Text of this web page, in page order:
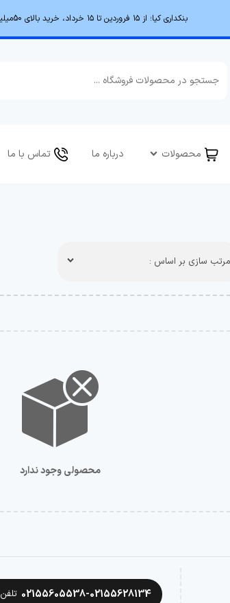
بنکداری کیا؛ از ۱۵ فروردین تا ۱۵ خرداد، خرید بالای 50میلیون تومان رایگان شد!
محصولات درباره ما تماس با ما
مرتب سازی بر اساس :
محصولی وجود ندارد
02155605538-02155628134 تلفن